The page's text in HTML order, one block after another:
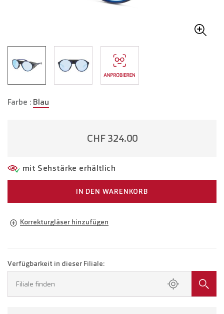
Farbe : Blau
CHF 324.00
mit Sehstärke erhältlich
IN DEN WARENKORB
Korrekturgläser hinzufügen
Brille mit Einstärkengläsern
Verfügbarkeit in dieser Filiale:
Filiale finden